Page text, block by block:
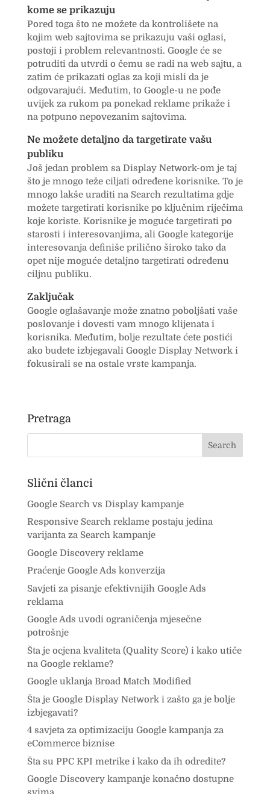
kome se prikazuju
Pored toga što ne možete da kontrolišete na
kojim web sajtovima se prikazuju vaši oglasi,
postoji i problem relevantnosti. Google će se
potruditi da utvrdi o čemu se radi na web sajtu, a
zatim će prikazati oglas za koji misli da je
odgovarajući. Međutim, to Google-u ne pođe
uvijek za rukom pa ponekad reklame prikaže i
na potpuno nepovezanim sajtovima.
Ne možete detaljno da targetirate vašu
publiku
Još jedan problem sa Display Network-om je taj
što je mnogo teže ciljati određene korisnike. To je
mnogo lakše uraditi na Search rezultatima gdje
možete targetirati korisnike po ključnim riječima
koje koriste. Korisnike je moguće targetirati po
starosti i interesovanjima, ali Google kategorije
interesovanja definiše prilično široko tako da
opet nije moguće detaljno targetirati određenu
ciljnu publiku.
Zaključak
Google oglašavanje može znatno poboljšati vaše
poslovanje i dovesti vam mnogo klijenata i
korisnika. Međutim, bolje rezultate ćete postići
ako budete izbjegavali Google Display Network i
fokusirali se na ostale vrste kampanja.
Pretraga
Slični članci
Google Search vs Display kampanje
Responsive Search reklame postaju jedina
varijanta za Search kampanje
Google Discovery reklame
Praćenje Google Ads konverzija
Savjeti za pisanje efektivnijih Google Ads
reklama
Google Ads uvodi ograničenja mjesečne
potrošnje
Šta je ocjena kvaliteta (Quality Score) i kako utiče
na Google reklame?
Google uklanja Broad Match Modified
Šta je Google Display Network i zašto ga je bolje
izbjegavati?
4 savjeta za optimizaciju Google kampanja za
eCommerce biznise
Šta su PPC KPI metrike i kako da ih odredite?
Google Discovery kampanje konačno dostupne